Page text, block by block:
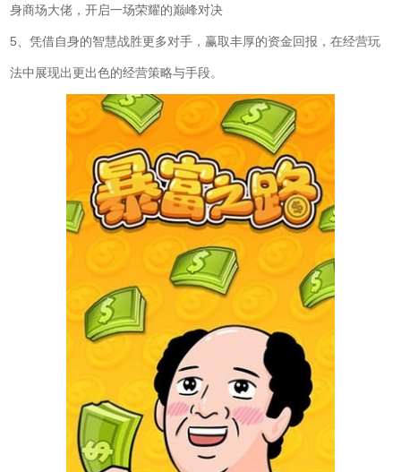
身商场大佬，开启一场荣耀的巅峰对决
5、凭借自身的智慧战胜更多对手，赢取丰厚的资金回报，在经营玩
法中展现出更出色的经营策略与手段。